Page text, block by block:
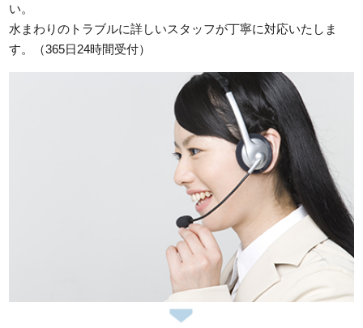
い。
水まわりのトラブルに詳しいスタッフが丁寧に対応いたしま
す。（365日24時間受付）